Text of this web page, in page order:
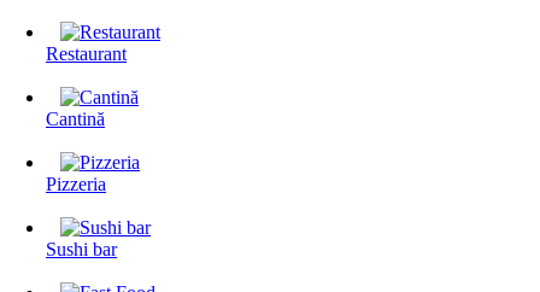
Restaurant
Cantină
Pizzeria
Sushi bar